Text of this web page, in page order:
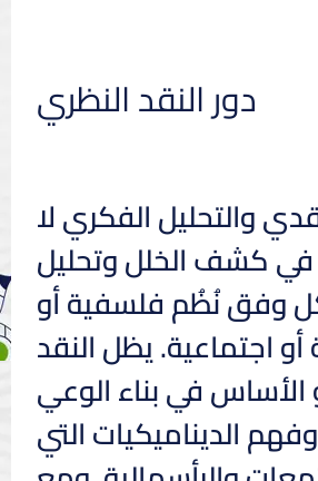
دور النقد النظري
والتحليل الفكري لا
كشف الخلل وتحليل
وفق نُظُم فلسفية أو
أو اجتماعية. يظل النقد
في بناء الوعي
الديناميكيات التي